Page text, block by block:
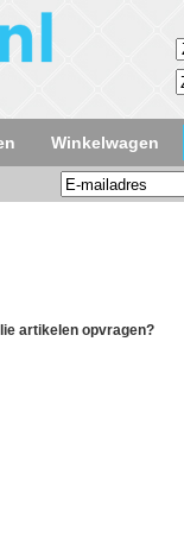
Winkelwagen
artikelen opvragen?